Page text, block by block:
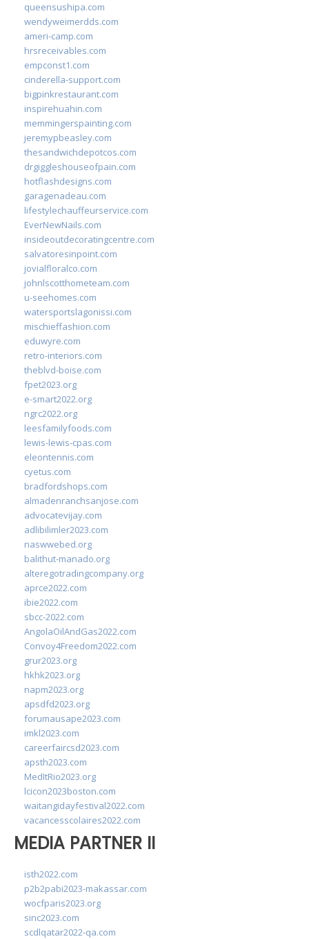
queensushipa.com
wendyweimerdds.com
ameri-camp.com
hrsreceivables.com
empconst1.com
cinderella-support.com
bigpinkrestaurant.com
inspirehuahin.com
memmingerspainting.com
jeremypbeasley.com
thesandwichdepotcos.com
drgiggleshouseofpain.com
hotflashdesigns.com
garagenadeau.com
lifestylechauffeurservice.com
EverNewNails.com
insideoutdecoratingcentre.com
salvatoresinpoint.com
jovialfloralco.com
johnlscotthometeam.com
u-seehomes.com
watersportslagonissi.com
mischieffashion.com
eduwyre.com
retro-interiors.com
theblvd-boise.com
fpet2023.org
e-smart2022.org
ngrc2022.org
leesfamilyfoods.com
lewis-lewis-cpas.com
eleontennis.com
cyetus.com
bradfordshops.com
almadenranchsanjose.com
advocatevijay.com
adlibilimler2023.com
naswwebed.org
balithut-manado.org
alteregotradingcompany.org
aprce2022.com
ibie2022.com
sbcc-2022.com
AngolaOilAndGas2022.com
Convoy4Freedom2022.com
grur2023.org
hkhk2023.org
napm2023.org
apsdfd2023.org
forumausape2023.com
imkl2023.com
careerfaircsd2023.com
apsth2023.com
MedItRio2023.org
lcicon2023boston.com
waitangidayfestival2022.com
vacancesscolaires2022.com
MEDIA PARTNER II
isth2022.com
p2b2pabi2023-makassar.com
wocfparis2023.org
sinc2023.com
scdlqatar2022-qa.com